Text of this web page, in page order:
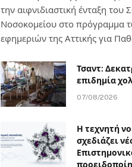
την αιφνιδιαστική ένταξη του
Νοσοκομείου στο πρόγραμμα
εφημεριών της Αττικής για
Τσαντ:
επιδημία
07/08/2026
Η τεχνητή
σχεδιάζει